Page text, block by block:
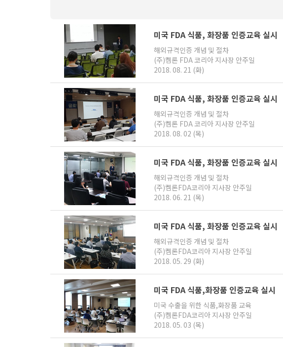
미국 FDA 식품, 화장품 인증교육 실시
해외규격인증 개념 및 절차
(주)켐론 FDA 코리아 지사장 안주일
2018. 08. 21 (화)
미국 FDA 식품, 화장품 인증교육 실시
해외규격인증 개념 및 절차
(주)켐론 FDA 코리아 지사장 안주일
2018. 08. 02 (목)
미국 FDA 식품, 화장품 인증교육 실시
해외규격인증 개념 및 절차
(주)켐론FDA코리아 지사장 안주일
2018. 06. 21 (목)
미국 FDA 식품, 화장품 인증교육 실시
해외규격인증 개념 및 절차
(주)켐론FDA코리아 지사장 안주일
2018. 05. 29 (화)
미국 FDA 식품,화장품 인증교육 실시
미국 수출을 위한 식품,화장품 교육
(주)켐론FDA코리아 지사장 안주일
2018. 05. 03 (목)